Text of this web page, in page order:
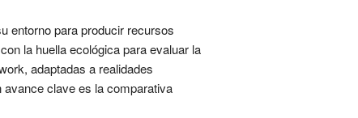
entorno para producir recursos
la huella ecológica para evaluar la
adaptadas a realidades
clave es la comparativa